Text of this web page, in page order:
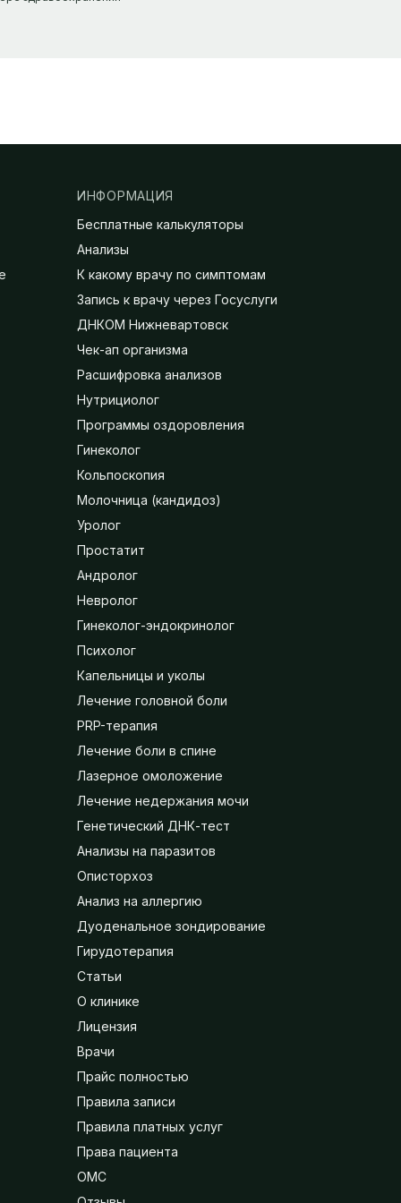
ИНФОРМАЦИЯ
Бесплатные калькуляторы
Анализы
К какому врачу по симптомам
Запись к врачу через Госуслуги
ДНКОМ Нижневартовск
Чек-ап организма
Расшифровка анализов
Нутрициолог
Программы оздоровления
Гинеколог
Кольпоскопия
Молочница (кандидоз)
Уролог
Простатит
Андролог
Невролог
Гинеколог-эндокринолог
Психолог
Капельницы и уколы
Лечение головной боли
PRP-терапия
Лечение боли в спине
Лазерное омоложение
Лечение недержания мочи
Генетический ДНК-тест
Анализы на паразитов
Описторхоз
Анализ на аллергию
Дуоденальное зондирование
Гирудотерапия
Статьи
О клинике
Лицензия
Врачи
Прайс полностью
Правила записи
Правила платных услуг
Права пациента
ОМС